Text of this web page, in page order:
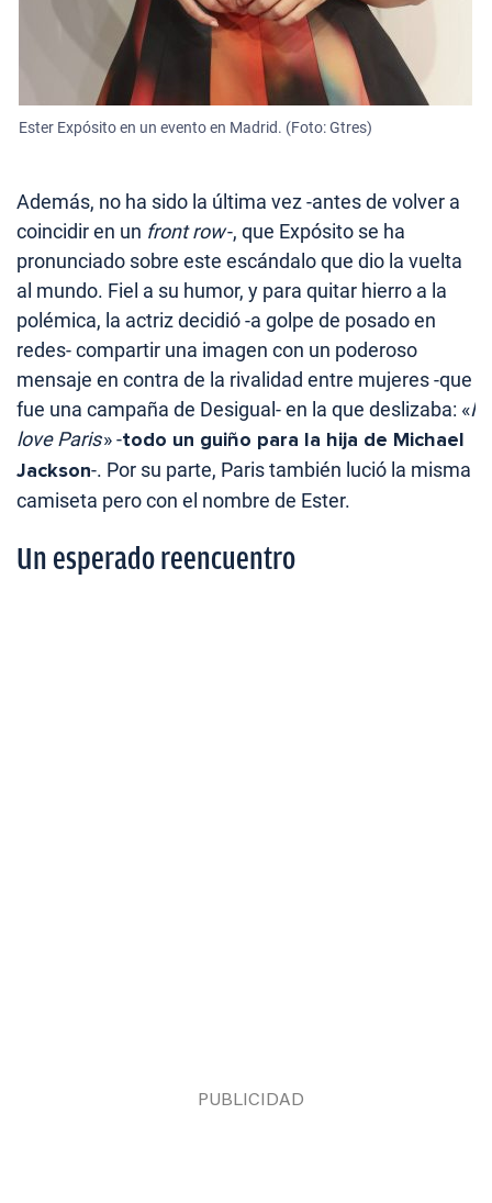
Ester Expósito en un evento en Madrid. (Foto: Gtres)
Además, no ha sido la última vez -antes de volver a
coincidir en un front row-, que Expósito se ha
pronunciado sobre este escándalo que dio la vuelta
al mundo. Fiel a su humor, y para quitar hierro a la
polémica, la actriz decidió -a golpe de posado en
redes- compartir una imagen con un poderoso
mensaje en contra de la rivalidad entre mujeres -que
fue una campaña de Desigual- en la que deslizaba: «I
love Paris» -todo un guiño para la hija de Michael
Jackson-. Por su parte, Paris también lució la misma
camiseta pero con el nombre de Ester.
Un esperado reencuentro